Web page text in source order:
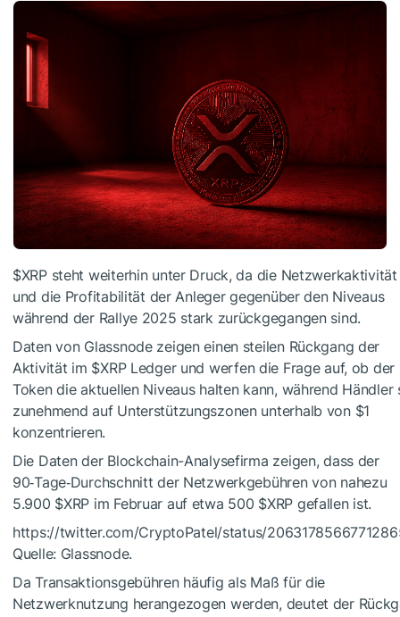
$XRPsteht weiterhin unter Druck, da die Netzwerkaktivität
und die Profitabilität der Anleger gegenüber den Niveaus
während der Rallye 2025 stark zurückgegangen sind.
Daten von Glassnode zeigen einen steilen Rückgang der
Aktivität im $XRPLedger und werfen die Frage auf, ob der
Token die aktuellen Niveaus halten kann, während Händler
zunehmend auf Unterstützungszonen unterhalb von $1
konzentrieren.
Die Daten der Blockchain-Analysefirma zeigen, dass der
90‑Tage‑Durchschnitt der Netzwerkgebühren von nahezu
5.900 $XRP im Februar auf etwa 500 $XRP gefallen ist.
https://twitter.com/CryptoPatel/status/
Quelle: Glassnode.
Da Transaktionsgebühren häufig als Maß für die
Netzwerknutzung herangezogen werden, deutet der